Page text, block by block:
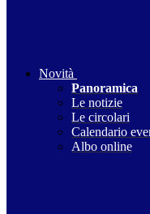
Novità
Panoramica
Le notizie
Le circolari
Calendario
Albo online